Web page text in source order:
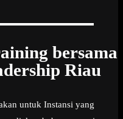
bersama
Riau
untuk Instansi yang